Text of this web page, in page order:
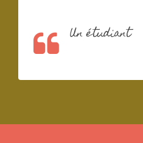
Un étudiant